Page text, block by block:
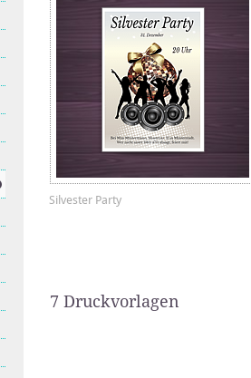
Silvester Party
7 Druckvorlagen